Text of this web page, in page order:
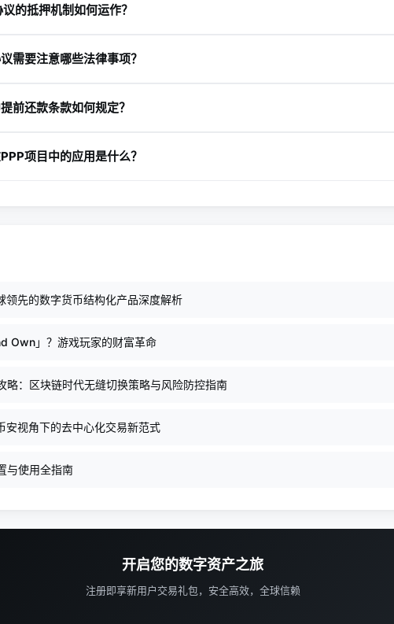
更注重合规，后者追求高效率和高收益，但波动性更大[2][3][4]。
评估和信用审查，DeFi中要求超额抵押提供缓冲，如15%价格波动空间。
贷等工具优化流动性，及早识别风险信号[1][2][3]。
的抵押机制如何运作？
美元BAT借0.75美元REP，若BAT跌至0.5美元，协议自动清算抵押品偿债，
行，确保透明高效，但用户需警惕市场波动[2][6]。
需要注意哪些法律事项？
裁或诉讼，并注明签署日期及见证人。DeFi协议虽智能合约化，但需验证
用途评估风险[1][5]。
前还款条款如何规定？
提前还款比例及通知期，如30天前告知；DeFi协议则灵活，支持即时操作
项目中的应用是什么？
领先的数字货币结构化产品深度解析
Own」？游戏玩家的财富革命
略：区块链时代无缝切换策略与风险防控指南
安视角下的去中心化交易新范式
与使用全指南
开启您的数字资产之旅
注册即享新用户交易礼包，安全高效，全球信赖